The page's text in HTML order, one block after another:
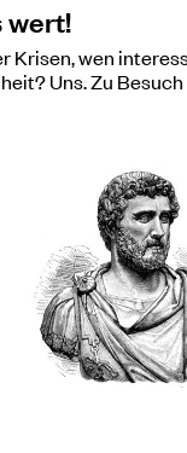
wert!
Krisen, wen
Uns. Zu